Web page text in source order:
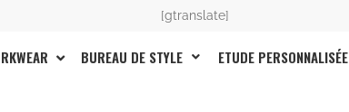
[gtranslate]
BUREAU DE STYLE ETUDE PERSONNALISÉE